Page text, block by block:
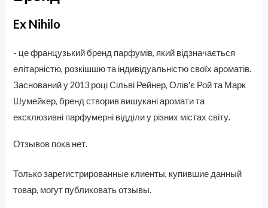
Ex Nihilo
- це французький бренд парфумів, який відзначається
елітарністю, розкішшю та індивідуальністю своїх ароматів.
Заснований у 2013 році Сільві Рейнер, Олів'є Рой та Марк
Шумейкер, бренд створив вишукані аромати та
ексклюзивні парфумерні відділи у різних містах світу.
Отзывов пока нет.
Только зарегистрированные клиенты, купившие данный
товар, могут публиковать отзывы.